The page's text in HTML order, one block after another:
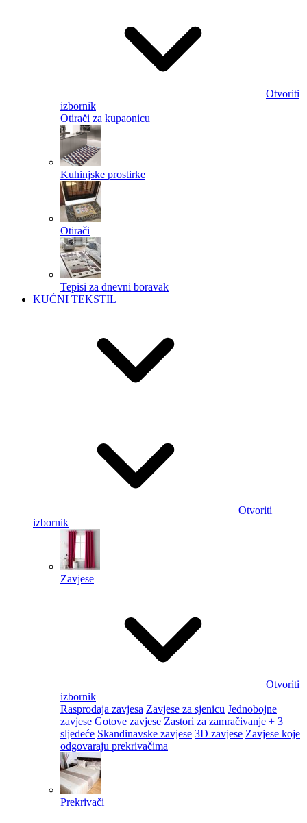
Otvoriti
izbornik
Otirači za kupaonicu
Kuhinjske prostirke
Otirači
Tepisi za dnevni boravak
KUĆNI TEKSTIL
Otvoriti
izbornik
Zavjese
Otvoriti
izbornik
Rasprodaja zavjesa Zavjese za sjenicu Jednobojne
zavjese Gotove zavjese Zastori za zamračivanje + 3
sljedeće Skandinavske zavjese 3D zavjese Zavjese koje
odgovaraju prekrivačima
Prekrivači